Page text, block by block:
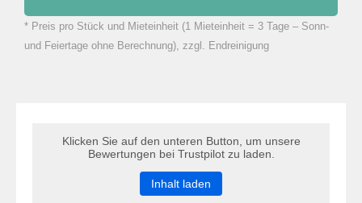
zu Warenkorb hinzugefügt.
* Preis pro Stück und Mieteinheit (1 Mieteinheit = 3 Tage – Sonn-
und Feiertage ohne Berechnung), zzgl. Endreinigung
Klicken Sie auf den unteren Button, um unsere
Bewertungen bei Trustpilot zu laden.
Inhalt laden